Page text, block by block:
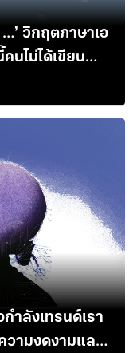
วิกฤตภาษาเอ
นไม่ได้เขียน
ย์ยังคงอยู่ในตัว
ำลังเทรนด์เรา
วามงดงามและ